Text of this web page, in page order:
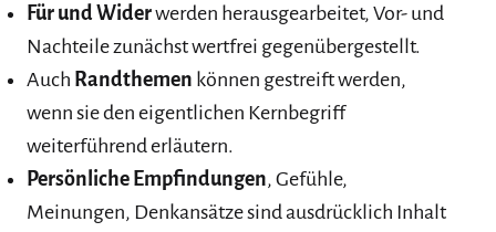
Für und Widerwerden herausgearbeitet, Vor- und
Nachteile zunächst wertfrei gegenübergestellt.
Auch Randthemen können gestreift werden,
wenn sie den eigentlichen Kernbegriff
weiterführend erläutern.
Persönliche Empfindungen, Gefühle,
Meinungen, Denkansätze sind ausdrücklich Inhalt